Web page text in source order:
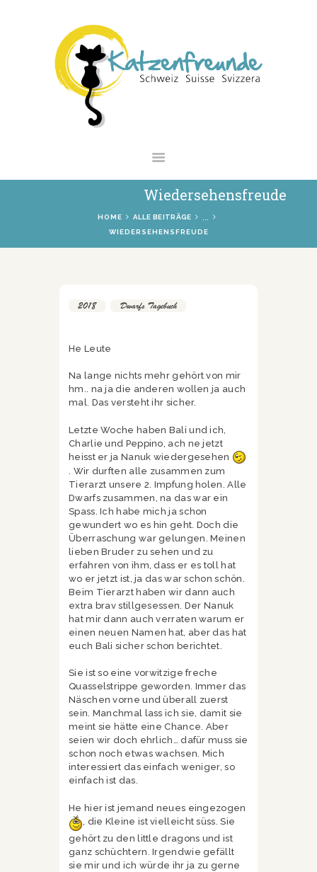
Wiedersehensfreude
HOME ALLE BEITRÄGE
WIEDERSEHENSFREUDE
NEWS
VERMITTLUNG
INTERESSANTES
SHOP
2018 Dwarfs Tagebuch
He Leute
Na lange nichts mehr gehört von mir
hm.. na ja die anderen wollen ja auch
mal. Das versteht ihr sicher.
Letzte Woche haben Bali und ich,
Charlie und Peppino, ach ne jetzt
heisst er ja Nanuk wiedergesehen
. Wir durften alle zusammen zum
Tierarzt unsere 2. Impfung holen. Alle
Dwarfs zusammen, na das war ein
Spass. Ich habe mich ja schon
gewundert wo es hin geht. Doch die
Überraschung war gelungen. Meinen
lieben Bruder zu sehen und zu
erfahren von ihm, dass er es toll hat
wo er jetzt ist, ja das war schon schön.
Beim Tierarzt haben wir dann auch
extra brav stillgesessen. Der Nanuk
hat mir dann auch verraten warum er
einen neuen Namen hat, aber das hat
euch Bali sicher schon berichtet.
Sie ist so eine vorwitzige freche
Quasselstrippe geworden. Immer das
Näschen vorne und überall zuerst
sein. Manchmal lass ich sie, damit sie
meint sie hätte eine Chance. Aber
seien wir doch ehrlich… dafür muss sie
schon noch etwas wachsen. Mich
interessiert das einfach weniger, so
einfach ist das.
He hier ist jemand neues eingezogen
, die Kleine ist vielleicht süss. Sie
gehört zu den little dragons und ist
ganz schüchtern. Irgendwie gefällt
sie mir und ich würde ihr ja zu gerne